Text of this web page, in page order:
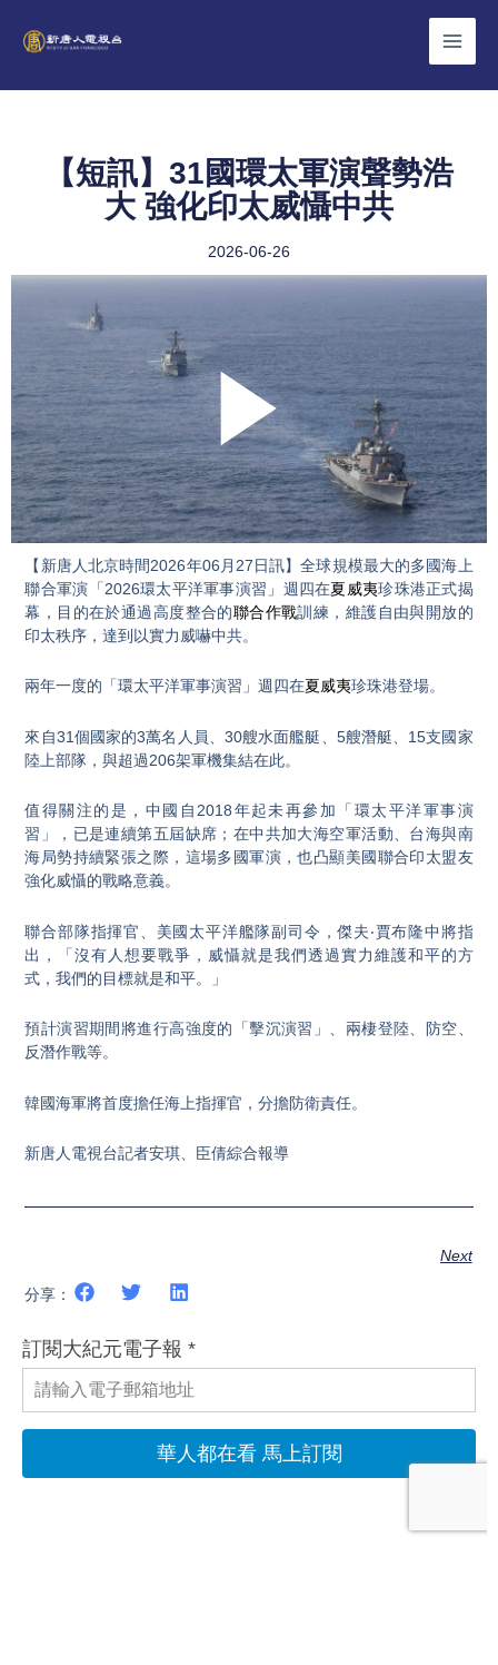
【短訊】31國環太軍演聲勢浩
大 強化印太威懾中共
2026-06-26
Play
Video
【新唐人北京時間2026年06月27日訊】全球規模最大的多國海上
聯合軍演「2026環太平洋軍事演習」週四在夏威夷珍珠港正式揭
幕，目的在於通過高度整合的聯合作戰訓練，維護自由與開放的
印太秩序，達到以實力威嚇中共。
兩年一度的「環太平洋軍事演習」週四在夏威夷珍珠港登場。
來自31個國家的3萬名人員、30艘水面艦艇、5艘潛艇、15支國家
陸上部隊，與超過206架軍機集結在此。
值得關注的是，中國自2018年起未再參加「環太平洋軍事演
習」，已是連續第五屆缺席；在中共加大海空軍活動、台海與南
海局勢持續緊張之際，這場多國軍演，也凸顯美國聯合印太盟友
強化威懾的戰略意義。
聯合部隊指揮官、美國太平洋艦隊副司令，傑夫‧賈布隆中將指
出，「沒有人想要戰爭，威懾就是我們透過實力維護和平的方
式，我們的目標就是和平。」
預計演習期間將進行高強度的「擊沉演習」、兩棲登陸、防空、
反潛作戰等。
韓國海軍將首度擔任海上指揮官，分擔防衛責任。
新唐人電視台記者安琪、臣倩綜合報導
Next
分享：